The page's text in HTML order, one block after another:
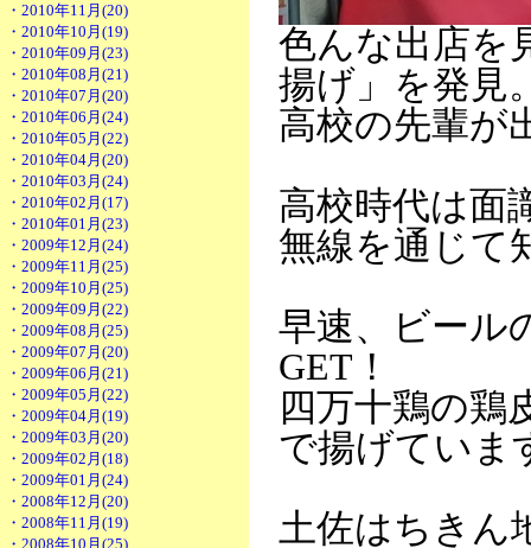
・2010年11月(20)
・2010年10月(19)
・2010年09月(23)
・2010年08月(21)
・2010年07月(20)
・2010年06月(24)
・2010年05月(22)
・2010年04月(20)
・2010年03月(24)
・2010年02月(17)
・2010年01月(23)
・2009年12月(24)
・2009年11月(25)
・2009年10月(25)
・2009年09月(22)
・2009年08月(25)
・2009年07月(20)
・2009年06月(21)
・2009年05月(22)
・2009年04月(19)
・2009年03月(20)
・2009年02月(18)
・2009年01月(24)
・2008年12月(20)
・2008年11月(19)
・2008年10月(25)
色んな出店を
揚げ」を発見
高校の先輩が
高校時代は面
無線を通じて
早速、ビール
GET！
四万十鶏の鶏
で揚げていま
土佐はちきん